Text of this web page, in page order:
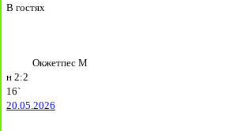
В гостях
Окжетпес М
н 2:2
16`
20.05.2026